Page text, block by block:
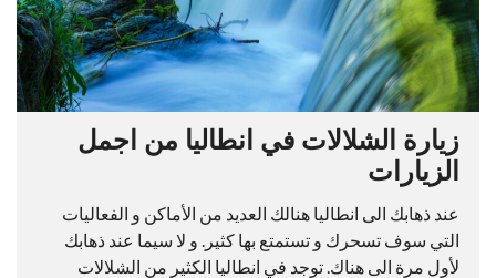
زيارة الشلالات في انطاليا من اجمل
الزيارات
عند ذهابك الى انطاليا هنالك العديد من الأماكن و الفعاليات
التي سوف تسحرك و تستمتع بها كثير. و لا سيما عند ذهابك
لأول مرة الى هناك. توجد في انطاليا الكثير من الشلالات